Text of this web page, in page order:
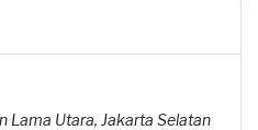
Lama Utara, Jakarta Selatan